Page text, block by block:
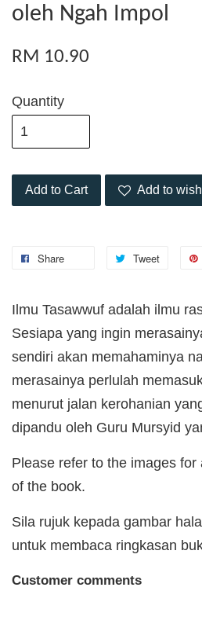
oleh Ngah Impol
RM 10.90
Quantity
Add to Cart Add to
Share Tweet
Ilmu Tasawwuf adalah ilmu
Sesiapa yang ingin
sendiri akan memahaminya
merasainya perlulah
menurut jalan kerohanian
dipandu oleh Guru Mursyid
Please refer to the images
of the book.
Sila rujuk kepada gambar
untuk membaca ringkasan
Customer comments